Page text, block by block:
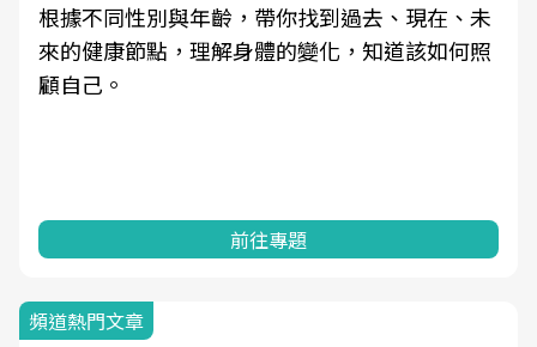
根據不同性別與年齡，帶你找到過去、現在、未
來的健康節點，理解身體的變化，知道該如何照
顧自己。
前往專題
頻道熱門文章